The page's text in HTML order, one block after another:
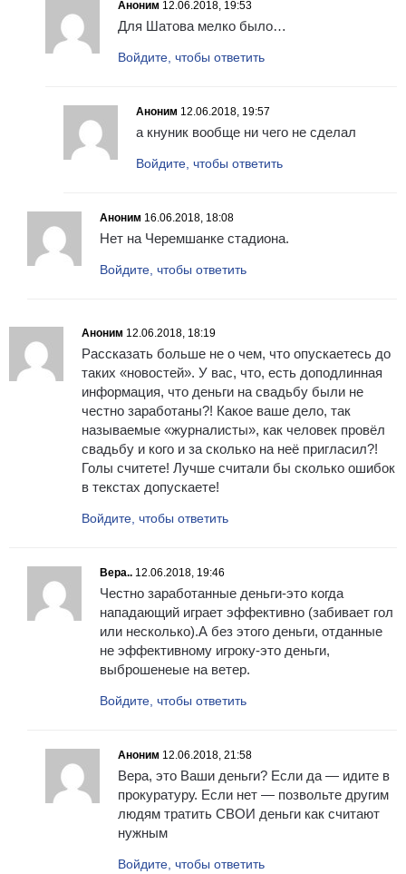
Аноним 12.06.2018, 19:53
Для Шатова мелко было…
Войдите, чтобы ответить
Аноним 12.06.2018, 19:57
а кнуник вообще ни чего не сделал
Войдите, чтобы ответить
Аноним 16.06.2018, 18:08
Нет на Черемшанке стадиона.
Войдите, чтобы ответить
Аноним 12.06.2018, 18:19
Рассказать больше не о чем, что опускаетесь до
таких «новостей». У вас, что, есть доподлинная
информация, что деньги на свадьбу были не
честно заработаны?! Какое ваше дело, так
называемые «журналисты», как человек провёл
свадьбу и кого и за сколько на неё пригласил?!
Голы считете! Лучше считали бы сколько ошибок
в текстах допускаете!
Войдите, чтобы ответить
Вера.. 12.06.2018, 19:46
Честно заработанные деньги-это когда
нападающий играет эффективно (забивает гол
или несколько).А без этого деньги, отданные
не эффективному игроку-это деньги,
выброшенеые на ветер.
Войдите, чтобы ответить
Аноним 12.06.2018, 21:58
Вера, это Ваши деньги? Если да — идите в
прокуратуру. Если нет — позвольте другим
людям тратить СВОИ деньги как считают
нужным
Войдите, чтобы ответить